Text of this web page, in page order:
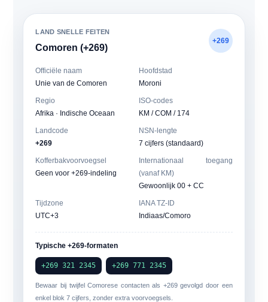
LAND SNELLE FEITEN
Comoren (+269)
+269
Officiële naam
Unie van de Comoren
Hoofdstad
Moroni
Regio
Afrika · Indische Oceaan
ISO-codes
KM / COM / 174
Landcode
+269
NSN-lengte
7 cijfers (standaard)
Kofferbakvoorvoegsel
Geen voor +269-indeling
Internationaal toegang
(vanaf KM)
Gewoonlijk 00 + CC
Tijdzone
UTC+3
IANA TZ-ID
Indiaas/Comoro
Typische +269-formaten
+269 321 2345 +269 771 2345
Bewaar bij twijfel Comorese contacten als +269gevolgd door een
enkel blok7 cijfers , zonder extra voorvoegsels.